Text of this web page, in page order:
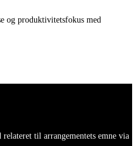
og produktivitetsfokus med
til arrangementets emne via